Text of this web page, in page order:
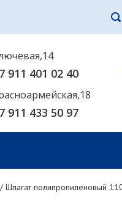
911 401 02 40
911 433 50 97
/Шпагат полипропиленовый